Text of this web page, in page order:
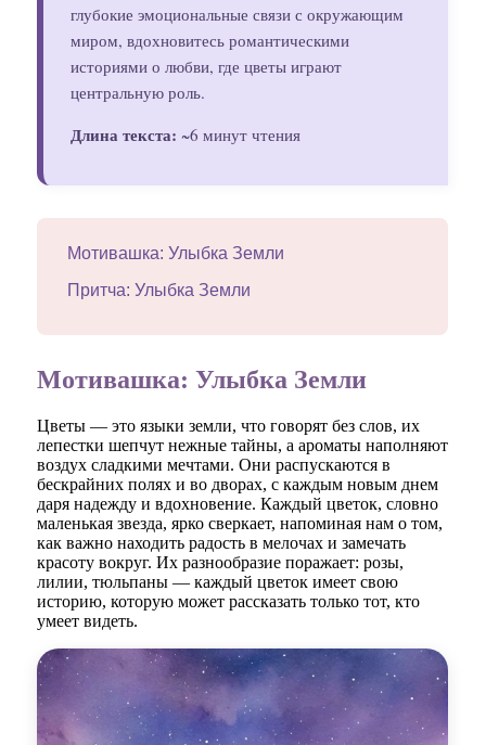
глубокие эмоциональные связи с окружающим
миром, вдохновитесь романтическими
историями о любви, где цветы играют
центральную роль.
Длина текста: ~6 минут чтения
Мотивашка: Улыбка Земли
Притча: Улыбка Земли
Мотивашка: Улыбка Земли
Цветы — это языки земли, что говорят без слов, их
лепестки шепчут нежные тайны, а ароматы наполняют
воздух сладкими мечтами. Они распускаются в
бескрайних полях и во дворах, с каждым новым днем
даря надежду и вдохновение. Каждый цветок, словно
маленькая звезда, ярко сверкает, напоминая нам о том,
как важно находить радость в мелочах и замечать
красоту вокруг. Их разнообразие поражает: розы,
лилии, тюльпаны — каждый цветок имеет свою
историю, которую может рассказать только тот, кто
умеет видеть.